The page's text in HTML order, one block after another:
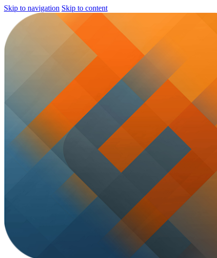
Skip to navigation Skip to content